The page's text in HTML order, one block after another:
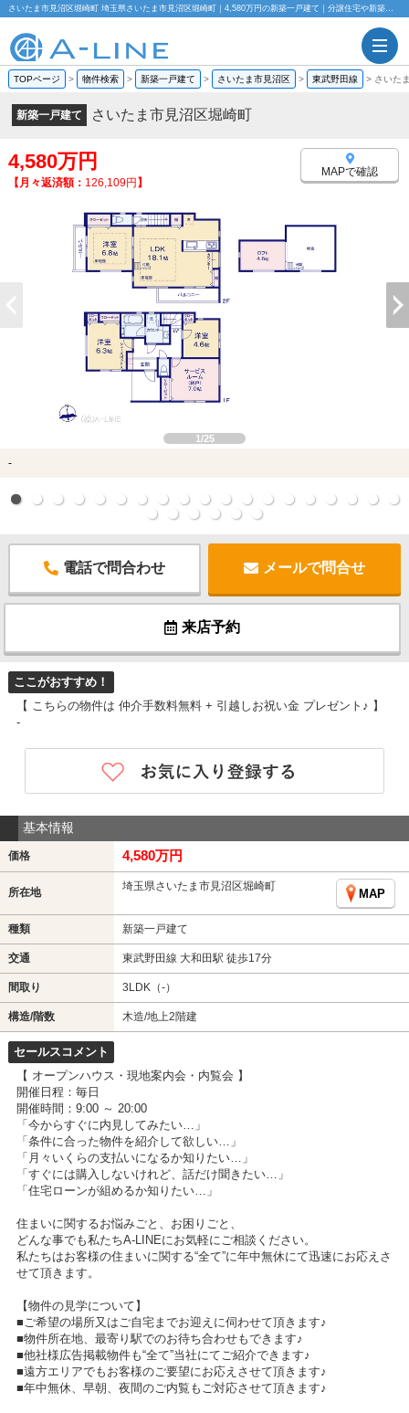
さいたま市見沼区堀崎町 埼玉県さいたま市見沼区堀崎町｜4,580万円の新築一戸建て｜分譲住宅や新築物件｜株式会社A-LINE
TOPページ > 物件検索 > 新築一戸建て > さいたま市見沼区 > 東武野田線 > さいた
新築一戸建て さいたま市見沼区堀崎町
4,580万円
【月々返済額： 126,109円】
MAPで確認
1/25
-
電話で問合わせ メールで問合せ
来店予約
ここがおすすめ！
【 こちらの物件は 仲介手数料無料 + 引越しお祝い金 プレゼント♪ 】
-
基本情報
価格 4,580万円
所在地 埼玉県さいたま市見沼区堀崎町
MAP
種類 新築一戸建て
交通 東武野田線 大和田駅 徒歩17分
間取り 3LDK（-）
構造/階数 木造/地上2階建
セールスコメント
【 オープンハウス・現地案内会・内覧会 】
開催日程：毎日
開催時間：9:00 ～ 20:00
「今からすぐに内見してみたい…」
「条件に合った物件を紹介して欲しい…」
「月々いくらの支払いになるか知りたい…」
「すぐには購入しないけれど、話だけ聞きたい…」
「住宅ローンが組めるか知りたい…」
住まいに関するお悩みごと、お困りごと、
どんな事でも私たちA-LINEにお気軽にご相談ください。
私たちはお客様の住まいに関する“全て”に年中無休にて迅速にお応えさ
せて頂きます。
【物件の見学について】
■ご希望の場所又はご自宅までお迎えに伺わせて頂きます♪
■物件所在地、最寄り駅でのお待ち合わせもできます♪
■他社様広告掲載物件も“全て”当社にてご紹介できます♪
■遠方エリアでもお客様のご要望にお応えさせて頂きます♪
■年中無休、早朝、夜間のご内覧もご対応させて頂きます♪